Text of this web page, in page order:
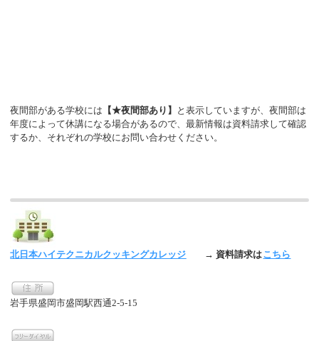
夜間部がある学校には 【★夜間部あり】
と表示していますが、夜間部は
年度によって休講になる場合があるので、最新情報は資料請求して確認
するか、それぞれの学校にお問い合わせください。
北日本ハイテクニカルクッキングカレッジ → 資料請求はこちら
岩手県盛岡市盛岡駅西通2-5-15